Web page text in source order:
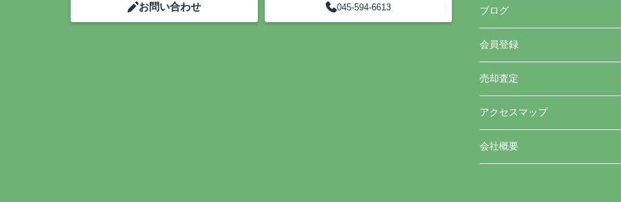
お問い合わせ 045-594-6613 ブログ
会員登録
売却査定
アクセスマップ
会社概要